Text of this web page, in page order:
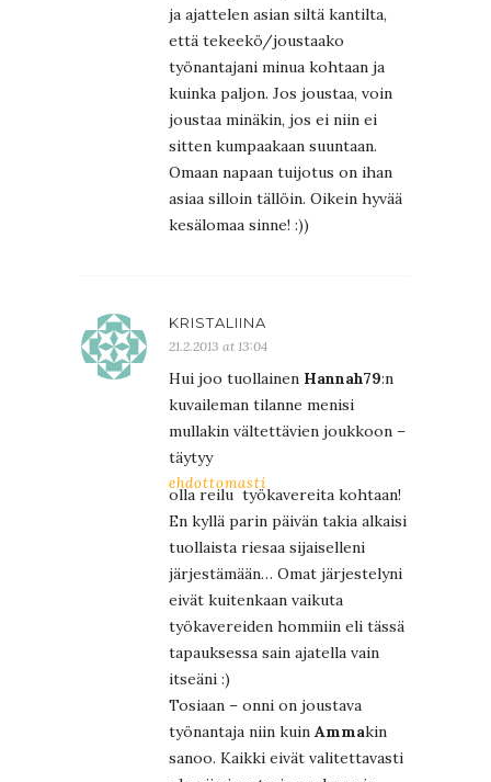
ja ajattelen asian siltä kantilta,
että tekeekö/joustaako
työnantajani minua kohtaan ja
kuinka paljon. Jos joustaa, voin
joustaa minäkin, jos ei niin ei
sitten kumpaakaan suuntaan.
Omaan napaan tuijotus on ihan
asiaa silloin tällöin. Oikein hyvää
kesälomaa sinne! :))
KRISTALIINA
21.2.2013 at 13:04
Hui joo tuollainen Hannah79:n
kuvaileman tilanne menisi
mullakin vältettävien joukkoon –
täytyy
ehdottomasti
olla reilu työkavereita kohtaan!
En kyllä parin päivän takia alkaisi
tuollaista riesaa sijaiselleni
järjestämään… Omat järjestelyni
eivät kuitenkaan vaikuta
työkavereiden hommiin eli tässä
tapauksessa sain ajatella vain
itseäni :)
Tosiaan – onni on joustava
työnantaja niin kuin Ammakin
sanoo. Kaikki eivät valitettavasti